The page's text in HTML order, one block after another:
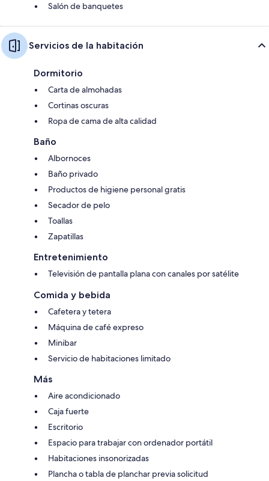
Salón de banquetes
Servicios de la habitación
Dormitorio
Carta de almohadas
Cortinas oscuras
Ropa de cama de alta calidad
Baño
Albornoces
Baño privado
Productos de higiene personal gratis
Secador de pelo
Toallas
Zapatillas
Entretenimiento
Televisión de pantalla plana con canales por satélite
Comida y bebida
Cafetera y tetera
Máquina de café expreso
Minibar
Servicio de habitaciones limitado
Más
Aire acondicionado
Caja fuerte
Escritorio
Espacio para trabajar con ordenador portátil
Habitaciones insonorizadas
Plancha o tabla de planchar previa solicitud